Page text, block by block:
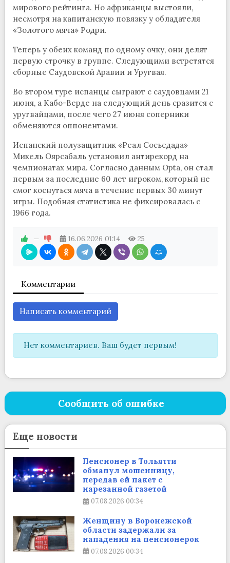
мирового рейтинга. Но африканцы выстояли,
несмотря на капитанскую повязку у обладателя
«Золотого мяча» Родри.
Теперь у обеих команд по одному очку, они делят
первую строчку в группе. Следующими встретятся
сборные Саудовской Аравии и Уругвая.
Во втором туре испанцы сыграют с саудовцами 21
июня, а Кабо-Верде на следующий день сразится с
уругвайцами, после чего 27 июня соперники
обменяются оппонентами.
Испанский полузащитник «Реал Сосьедада»
Микель Оярсабаль установил антирекорд на
чемпионатах мира. Согласно данным Opta, он стал
первым за последние 60 лет игроком, который не
смог коснуться мяча в течение первых 30 минут
игры. Подобная статистика не фиксировалась с
1966 года.
— 16.06.2026 01:14 25
Комментарии
Написать комментарий
Нет комментариев. Ваш будет первым!
Сообщить об ошибке
Еще новости
Пенсионер в Тольятти
обманул мошенницу,
передав ей пакет с
нарезанной газетой
07.08.2026 00:34
Женщину в Воронежской
области задержали за
нападения на пенсионерок
07.08.2026 00:34